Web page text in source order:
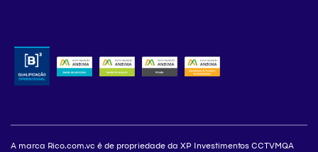
A marca Rico.com.vc é de propriedade da XP Investimentos CCTVMQA